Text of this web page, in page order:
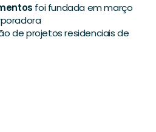
foi fundada em março
de projetos residenciais de